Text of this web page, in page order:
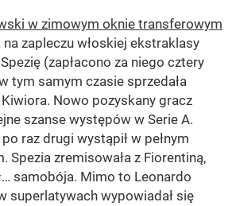
w zimowym oknie transferowym
na zapleczu włoskiej ekstraklasy
(zapłacono za niego cztery
tym samym czasie sprzedała
Nowo pozyskany gracz
szanse występów w Serie A.
raz drugi wystąpił w pełnym
Spezia zremisowała z Fiorentiną,
samobója. Mimo to Leonardo
superlatywach wypowiadał się